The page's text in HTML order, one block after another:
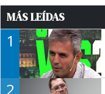
MÁS LEÍDAS
1
2